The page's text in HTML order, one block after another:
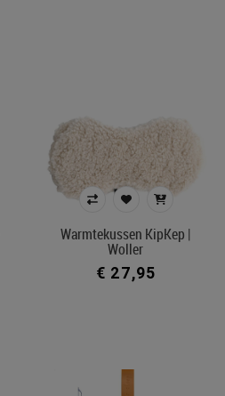
Warmtekussen KipKep |
Woller
€ 27,95